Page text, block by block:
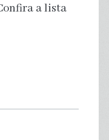
a lista